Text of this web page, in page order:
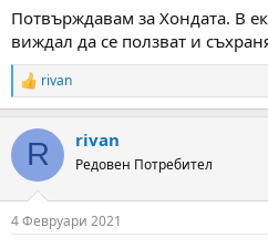
Потвърждавам за Хондата. В
виждал да се ползват и
R
e
c
i
s
rivan
R rivan
Редовен Потребител
4 Февруари 2021